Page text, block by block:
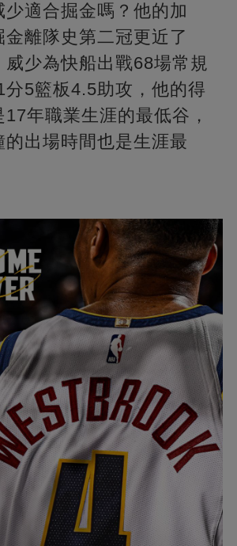
少適合掘金嗎？他的加
金離隊史第二冠更近了
威少為快船出戰68場常規
分5籃板4.5助攻，他的得
年職業生涯的最低谷，
出場時間也是生涯最